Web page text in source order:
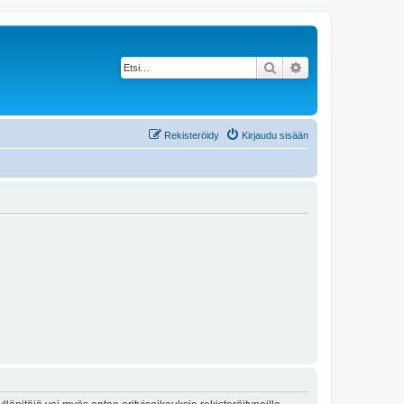
Etsi
Kirjaudu sisään
Rekisteröidy